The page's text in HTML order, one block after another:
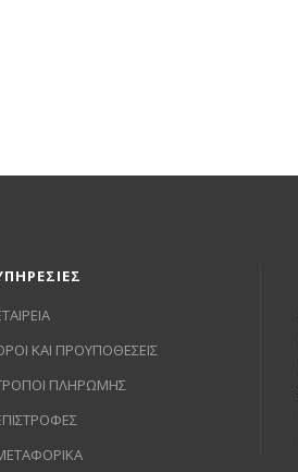
ΚΑΙ ΠΡΟΥΠΟΘΕΣΕΙΣ
ΠΛΗΡΩΜΗΣ